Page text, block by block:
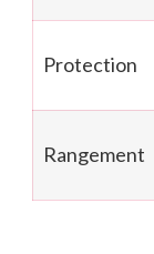
Protection
Rangement